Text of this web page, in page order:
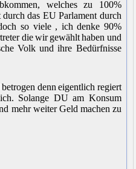
welches zu 100%
das EU Parlament durch
so viele , ich denke 90%
die wir gewählt haben und
Volk und ihre Bedürfnisse
denn eigentlich regiert
Solange DU am Konsum
mehr weiter Geld machen zu